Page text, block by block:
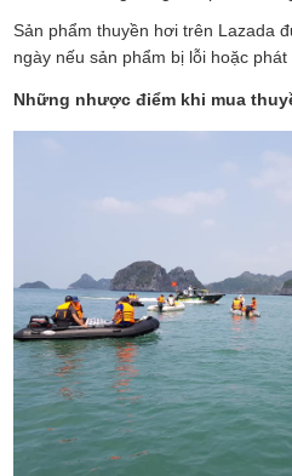
Sản phẩm thuyền hơi trên Lazada
ngày nếu sản phẩm bị lỗi hoặc phát
Những nhược điểm khi mua